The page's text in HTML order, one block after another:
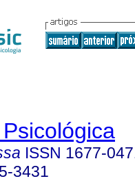
ISSN 1677-
3431